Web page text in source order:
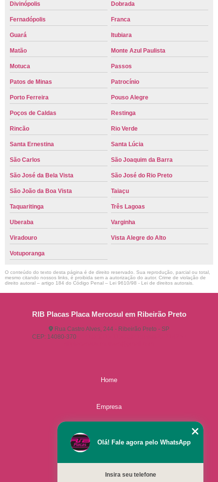
Divinópolis Dobrada
Fernadópolis Franca
Guará Itubiara
Matão Monte Azul Paulista
Motuca Passos
Patos de Minas Patrocínio
Porto Ferreira Pouso Alegre
Poços de Caldas Restinga
Rincão Rio Verde
Santa Ernestina Santa Lúcia
São Carlos São Joaquim da Barra
São José da Bela Vista São José do Rio Preto
São João da Boa Vista Taiaçu
Taquaritinga Três Lagoas
Uberaba Varginha
Viradouro Vista Alegre do Alto
Votuporanga
O conteúdo do texto desta página é de direito reservado. Sua reprodução, parcial ou total,
mesmo citando nossos links, é proibida sem a autorização do autor. Crime de violação de
direito autoral – artigo 184 do Código Penal – Lei 9610/98 - Lei de direitos autorais
RIB Placas Placa Mercosul em Ribeirão Preto
Rua Castro Alves, 244 - Ribeirão Preto - SP
CEP: 14080-370
Home
Empresa
Olá! Fale agora pelo WhatsApp
Insira seu telefone